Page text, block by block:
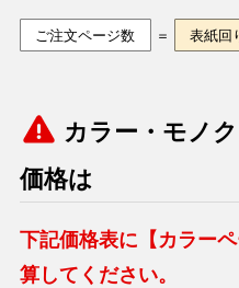
ご注文ページ数 ＝ 表紙回
カラー・モノ
価格は
下記価格表に【カラー
算してください。